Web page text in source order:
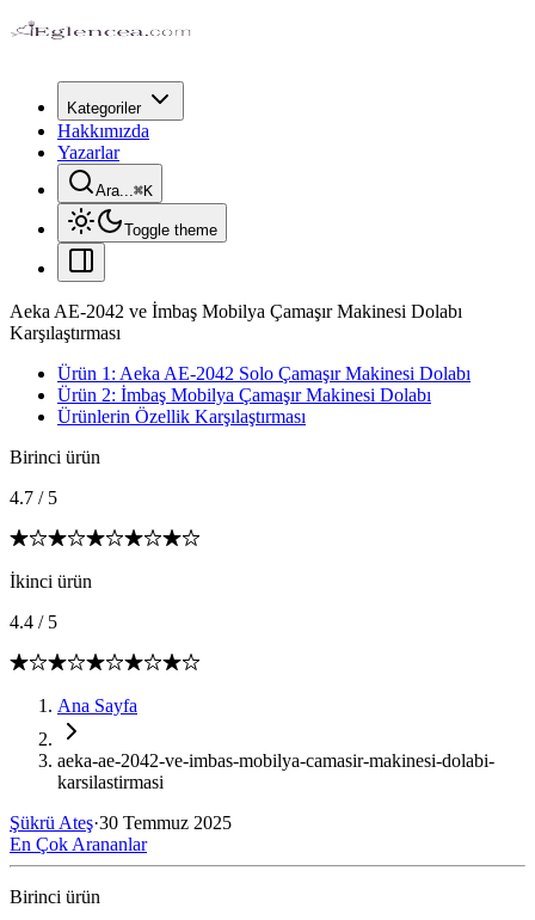
Kategoriler
Hakkımızda
Yazarlar
Ara...⌘K
Toggle theme
Aeka AE-2042 ve İmbaş Mobilya Çamaşır Makinesi Dolabı
Karşılaştırması
Ürün 1: Aeka AE-2042 Solo Çamaşır Makinesi Dolabı
Ürün 2: İmbaş Mobilya Çamaşır Makinesi Dolabı
Ürünlerin Özellik Karşılaştırması
Birinci ürün
4.7 / 5
İkinci ürün
4.4 / 5
Ana Sayfa
aeka-ae-2042-ve-imbas-mobilya-camasir-makinesi-dolabi-
karsilastirmasi
Şükrü Ateş·30 Temmuz 2025
En Çok Arananlar
Birinci ürün